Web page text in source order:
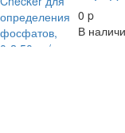
0 p
В